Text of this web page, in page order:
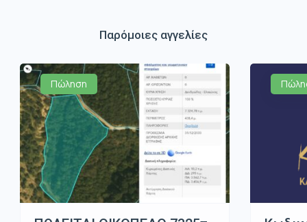
Παρόμοιες αγγελίες
Πώληση